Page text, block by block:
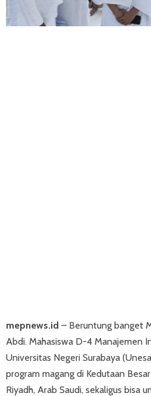
mepnews.id – Beruntung banget
Abdi. Mahasiswa D-4 Manajemen
Universitas Negeri Surabaya
program magang di Kedutaan
Riyadh, Arab Saudi, sekaligus bisa